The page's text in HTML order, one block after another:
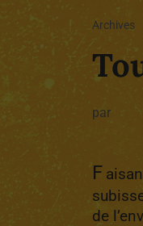
Archives
par
F
de